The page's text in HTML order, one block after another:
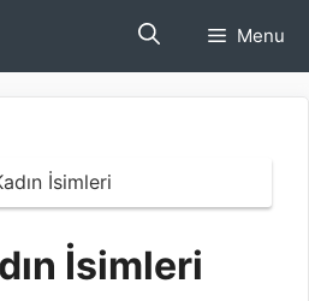
Menu
İsimleri
İsimleri